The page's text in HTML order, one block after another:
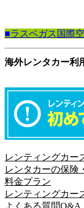
■ラスベガス国際
海外レンタカー利
レンティングカー
レンタカーの保険
料金プラン
レンティングカー
よくある質問Q&A